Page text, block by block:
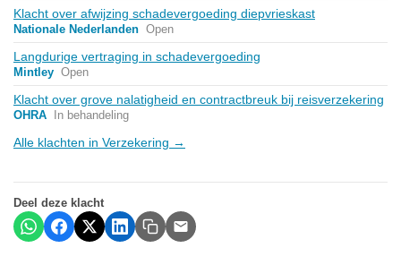
Klacht over afwijzing schadevergoeding diepvrieskast
Nationale Nederlanden Open
Langdurige vertraging in schadevergoeding
Mintley Open
Klacht over grove nalatigheid en contractbreuk bij reisverzekering
OHRA In behandeling
Alle klachten in Verzekering →
Deel deze klacht